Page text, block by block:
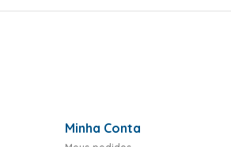
Minha Conta